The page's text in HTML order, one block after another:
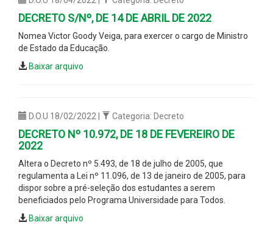
DECRETO S/Nº, DE 14 DE ABRIL DE 2022
Nomea Victor Goody Veiga, para exercer o cargo de Ministro
de Estado da Educação.
Baixar arquivo
D.O.U 18/02/2022 | Categoria: Decreto
DECRETO Nº 10.972, DE 18 DE FEVEREIRO DE
2022
Altera o Decreto nº 5.493, de 18 de julho de 2005, que
regulamenta a Lei nº 11.096, de 13 de janeiro de 2005, para
dispor sobre a pré-seleção dos estudantes a serem
beneficiados pelo Programa Universidade para Todos.
Baixar arquivo